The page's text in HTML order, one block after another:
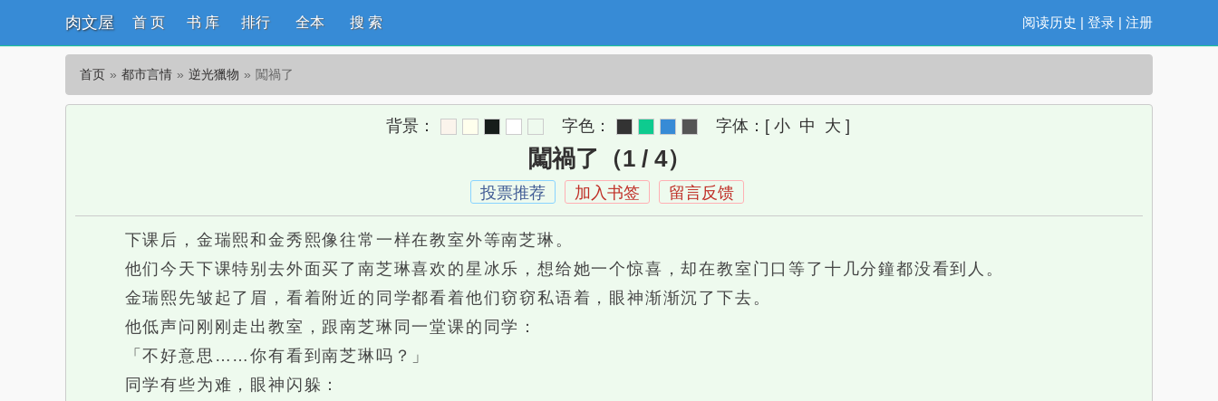
肉文屋 阅读历史 | 登录 | 注册
首 页 书 库 排行 全本 搜 索
首页 都市言情 逆光獵物 闖禍了
背景： 字色： 字体： [ 小 中 大 ]
闖禍了（1 / 4）
投票推荐 加入书签 留言反馈
下课后，金瑞熙和金秀熙像往常一样在教室外等南芝琳。
他们今天下课特别去外面买了南芝琳喜欢的星冰乐，想给她一个惊喜，却在教室门口等了十几分鐘都没看到人。
金瑞熙先皱起了眉，看着附近的同学都看着他们窃窃私语着，眼神渐渐沉了下去。
他低声问刚刚走出教室，跟南芝琳同一堂课的同学：
「不好意思……你有看到南芝琳吗？」
同学有些为难，眼神闪躲：